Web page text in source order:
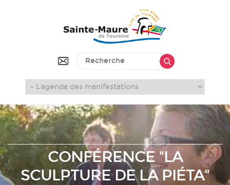
CONFÉRENCE "LA
SCULPTURE DE LA PIÉTA"